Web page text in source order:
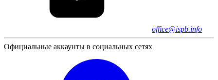
office@ispb.info
Официальные аккаунты в социальных сетях